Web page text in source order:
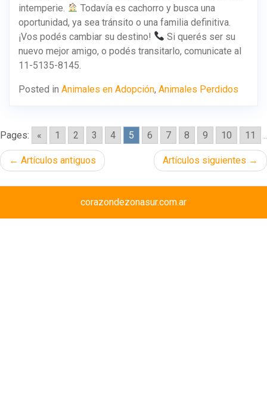
intemperie.
Todavía es cachorro y busca una
oportunidad, ya sea tránsito o una familia definitiva.
¡Vos podés cambiar su destino!
Si querés ser su
nuevo mejor amigo, o podés transitarlo, comunicate al
11-5135-8145.
Posted in Animales en Adopción, Animales Perdidos
Pages: « 1 2 3 4 5 6 7 8 9 10 11
Navegación
de
Artículos antiguos Artículos siguientes
corazondezonasur.com.ar